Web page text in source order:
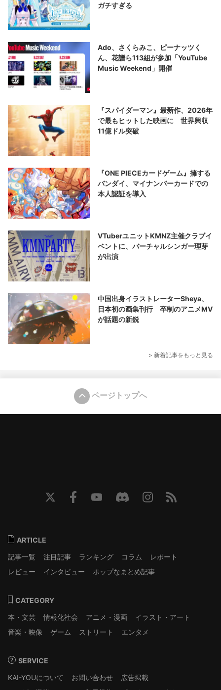
ガチすぎる
Ado、さくらみこ、ピーナッツく
ん、花譜ら113組が参加「YouTube
Music Weekend」開催
『スパイダーマン』最新作、2026年
で最もヒットした映画に 世界興収
11億ドル突破
『ONE PIECEカードゲーム』擁する
バンダイ、マイナンバーカードでの
本人認証を導入
VTuberユニットKMNZ主催クラブイ
ベントに、バーチャルシンガー理芽
が出演
中国出身イラストレーターSheya、
日本初の画集刊行 卒制のアニメMV
が話題の新鋭
> 新着記事をもっと見る
ページトップへ
ARTICLE
記事一覧
注目記事 ランキング コラム
レポート
レビュー
インタビュー ポップなまとめ記事
CATEGORY
本・文芸
情報化社会 アニメ・漫画
イラスト・アート
音楽・映像
ゲーム ストリート エンタメ
SERVICE
KAI-YOUについて
お問い合わせ
広告掲載